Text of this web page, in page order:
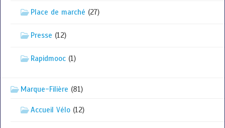
Place de marché (27)
Presse (12)
Rapidmooc (1)
Marque-Filière (81)
Accueil Vélo (12)